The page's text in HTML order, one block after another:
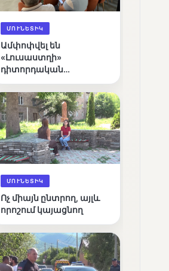
ՄՈՒՆԵՏԻԿ
Ամփոփվել են
«Լուսաստղի»
դիտորդական
արդյունքները
ՄՈՒՆԵՏԻԿ
Ոչ միայն ընտրող, այլև
որոշում կայացնող